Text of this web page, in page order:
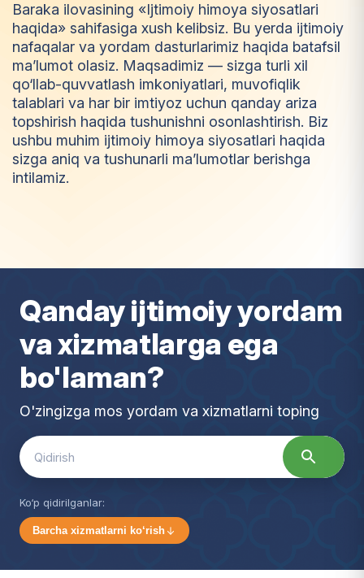
Baraka ilovasining «Ijtimoiy himoya siyosatlari
haqida» sahifasiga xush kelibsiz. Bu yerda ijtimoiy
nafaqalar va yordam dasturlarimiz haqida batafsil
ma’lumot olasiz. Maqsadimiz — sizga turli xil
qo‘llab-quvvatlash imkoniyatlari, muvofiqlik
talablari va har bir imtiyoz uchun qanday ariza
topshirish haqida tushunishni osonlashtirish. Biz
ushbu muhim ijtimoiy himoya siyosatlari haqida
sizga aniq va tushunarli ma’lumotlar berishga
intilamiz.
mtiy oz
Qanday ijtimoiy yordam
va xizmatlarga ega
bo'laman?
O'zingizga mos yordam va xizmatlarni toping
Search
for:
Ko‘p qidirilganlar:
Barcha xizmatlarni ko‘rish